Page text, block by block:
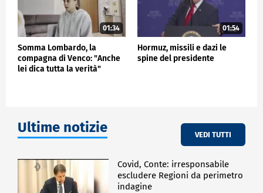
01:34
Somma Lombardo, la
compagna di Venco: "Anche
lei dica tutta la verità"
01:54
Hormuz, missili e dazi le
spine del presidente
Ultime notizie VEDI TUTTI
Covid, Conte: irresponsabile
escludere Regioni da perimetro
indagine